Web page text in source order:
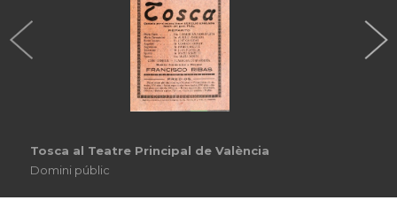
Tosca al Teatre Principal de València
Domini públic